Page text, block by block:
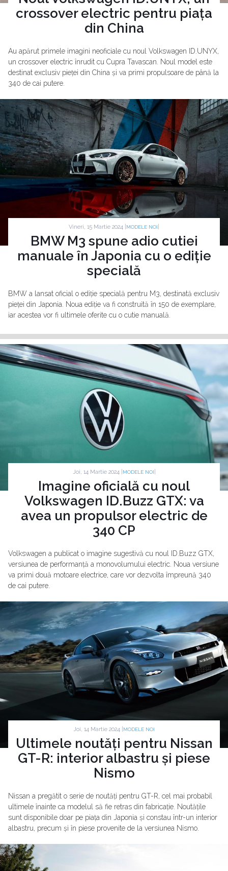
crossover electric pentru piața
din China
Au apărut primele imagini neoficiale cu noul Volkswagen ID.UNYX,
un crossover electric înrudit cu Cupra Tavascan. Noul model este
destinat exclusiv pieței din China și va primi propulsoare de până la
340 de cai putere.
Vineri, 15 Martie 2024 | MODELE NOI
BMW M3 spune adio cutiei
manuale în Japonia cu o ediție
specială
BMW a lansat oficial o ediție specială pentru M3, destinată exclusiv
pieței din Japonia. Noua ediție va fi construită în 150 de exemplare,
iar acestea vor fi ultimele oferite cu o cutie manuală.
Joi, 14 Martie 2024 | MODELE NOI
Imagine oficială cu noul
Volkswagen ID.Buzz GTX: va
avea un propulsor electric de
340 CP
Volkswagen a publicat o imagine sugestivă cu noul ID.Buzz GTX,
versiunea de performanță a monovolumului electric. Noua versiune
va primi două motoare electrice, care vor dezvolta împreună 340
de cai putere.
Joi, 14 Martie 2024 | MODELE NOI
Ultimele noutăți pentru Nissan
GT-R: interior albastru și piese
Nismo
Nissan a pregătit o serie de noutăți pentru GT-R, cel mai probabil
ultimele înainte ca modelul să fie retras din fabricație. Noutățile
sunt disponibile doar pe piața din Japonia și constau într-un interior
albastru, precum și în piese provenite de la versiunea Nismo.